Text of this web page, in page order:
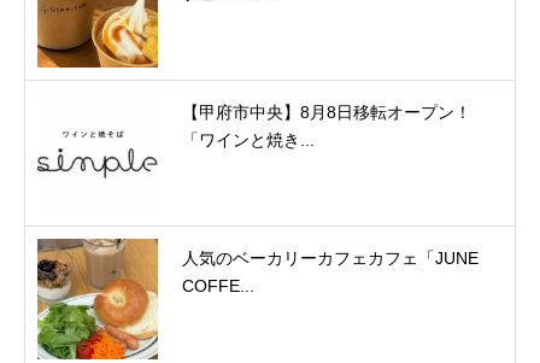
【甲府市中央】8月8日移転オープン！
「ワインと焼き...
人気のベーカリーカフェカフェ「JUNE
COFFE...